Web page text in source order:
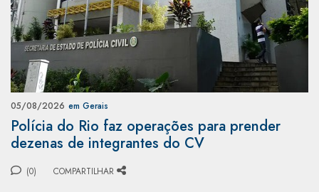
05/08/2026 em Gerais
Polícia do Rio faz operações para prender
dezenas de integrantes do CV
(0) COMPARTILHAR